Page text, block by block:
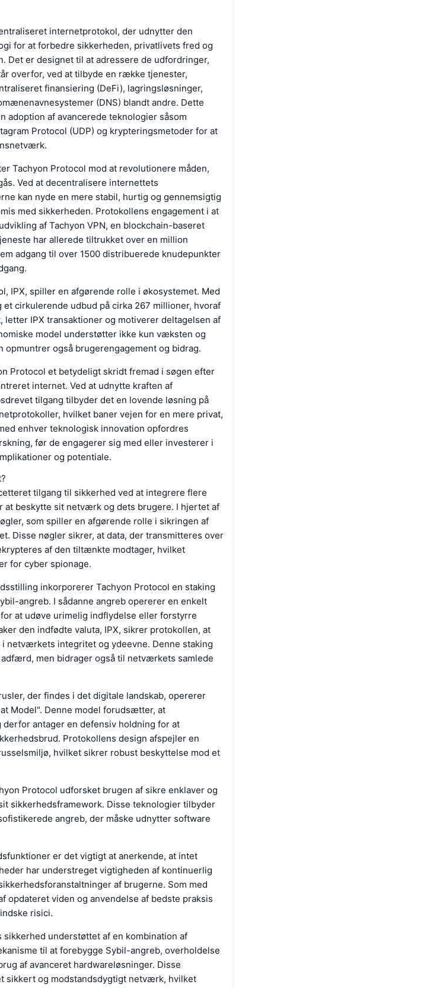
internetprotokol, der udnytter den
for at forbedre sikkerheden, privatlivets fred og
Det er designet til at adressere de udfordringer,
overfor, ved at tilbyde en række tjenester,
finansiering (DeFi), lagringsløsninger,
(DNS) blandt andre. Dette
af avancerede teknologier såsom
Protocol (UDP) og krypteringsmetoder for at
Tachyon Protocol mod at revolutionere måden,
Ved at decentralisere internettets
kan nyde en mere stabil, hurtig og gennemsigtig
med sikkerheden. Protokollens engagement i at
af Tachyon VPN, en blockchain-baseret
har allerede tiltrukket over en million
adgang til over 1500 distribuerede knudepunkter
IPX, spiller en afgørende rolle i økosystemet. Med
cirkulerende udbud på cirka 267 millioner, hvoraf
IPX transaktioner og motiverer deltagelsen af
model understøtter ikke kun væksten og
også brugerengagement og bidrag.
Protocol et betydeligt skridt fremad i søgen efter
internet. Ved at udnytte kraften af
tilgang tilbyder det en lovende løsning på
hvilket baner vejen for en mere privat,
enhver teknologisk innovation opfordres
før de engagerer sig med eller investerer i
og potentiale.
tilgang til sikkerhed ved at integrere flere
at beskytte sit netværk og dets brugere. I hjertet af
som spiller en afgørende rolle i sikringen af
Disse nøgler sikrer, at data, der transmitteres over
af den tiltænkte modtager, hvilket
for cyber spionage.
inkorporerer Tachyon Protocol en staking
angreb. I sådanne angreb opererer en enkelt
at udøve urimelig indflydelse eller forstyrre
den indfødte valuta, IPX, sikrer protokollen, at
netværkets integritet og ydeevne. Denne staking
men bidrager også til netværkets samlede
der findes i det digitale landskab, opererer
Model". Denne model forudsætter, at
antager en defensiv holdning for at
Protokollens design afspejler en
hvilket sikrer robust beskyttelse mod et
Protocol udforsket brugen af sikre enklaver og
sikkerhedsframework. Disse teknologier tilbyder
angreb, der måske udnytter software
er det vigtigt at anerkende, at intet
har understreget vigtigheden af kontinuerlig
af brugerne. Som med
opdateret viden og anvendelse af bedste praksis
risici.
sikkerhed understøttet af en kombination af
til at forebygge Sybil-angreb, overholdelse
af avanceret hardwareløsninger. Disse
sikkert og modstandsdygtigt netværk, hvilket